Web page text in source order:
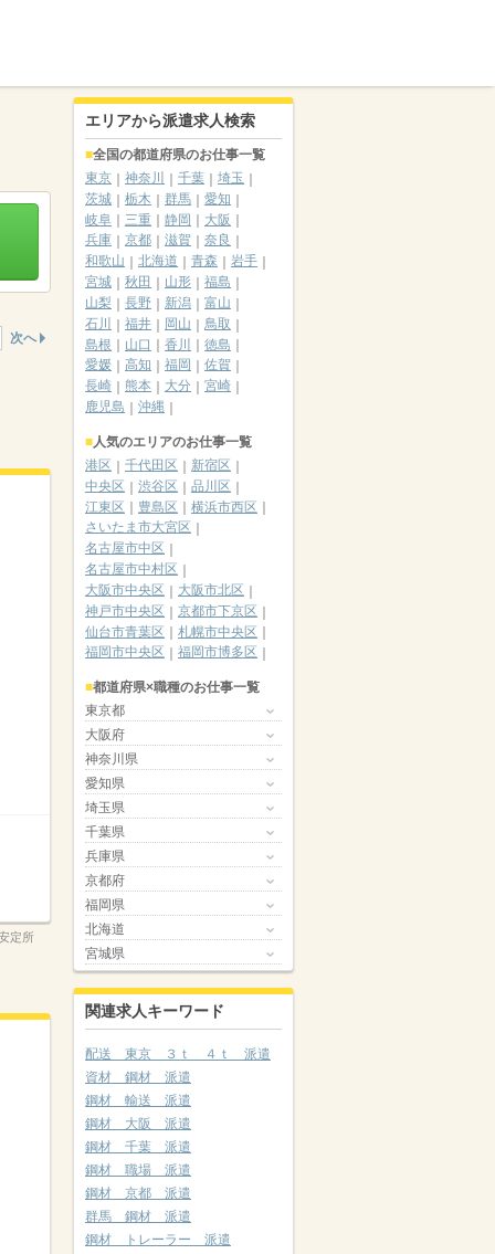
次へ
定所
エリアから派遣求人検索
全国の都道府県のお仕事一覧
東京
神奈川 千葉
埼玉
茨城
栃木 群馬
愛知
岐阜
三重 静岡
大阪
兵庫
京都 滋賀
奈良
和歌山
北海道 青森
岩手
宮城
秋田 山形
福島
山梨
長野 新潟
富山
石川
福井 岡山
鳥取
島根
山口 香川
徳島
愛媛
高知 福岡
佐賀
長崎
熊本 大分
宮崎
鹿児島
沖縄
人気のエリアのお仕事一覧
港区
千代田区
新宿区
中央区
渋谷区
品川区
江東区
豊島区
横浜市西区
さいたま市大宮区
名古屋市中区
名古屋市中村区
大阪市中央区
大阪市北区
神戸市中央区
京都市下京区
仙台市青葉区
札幌市中央区
福岡市中央区
福岡市博多区
都道府県×職種のお仕事一覧
東京都
大阪府
神奈川県
愛知県
埼玉県
千葉県
兵庫県
京都府
福岡県
北海道
宮城県
関連求人キーワード
配送 東京 ３ｔ ４ｔ 派遣
資材 鋼材 派遣
鋼材 輸送 派遣
鋼材 大阪 派遣
鋼材 千葉 派遣
鋼材 職場 派遣
鋼材 京都 派遣
群馬 鋼材 派遣
鋼材 トレーラー 派遣